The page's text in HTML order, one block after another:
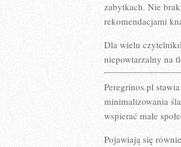
zabytkach. Nie
rekomendacjami
Dla wielu
niepowtarzalny na
Peregrinos.pl
minimalizowania
wspierać małe
Pojawiają się